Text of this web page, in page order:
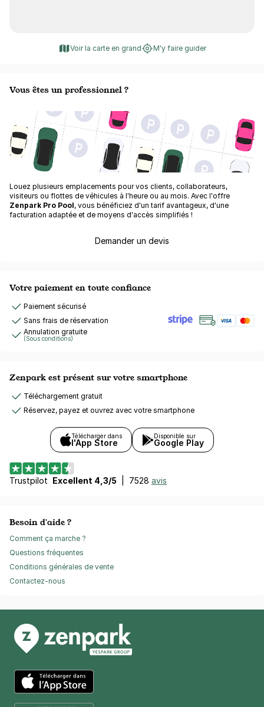
Voir la carte en grand M'y faire guider
Vous êtes un professionnel ?
Louez plusieurs emplacements pour vos clients, collaborateurs,
visiteurs ou flottes de véhicules à l'heure ou au mois. Avec l'offre
Zenpark Pro Pool, vous bénéficiez d'un tarif avantageux, d'une
facturation adaptée et de moyens d'accès simplifiés !
Demander un devis
Votre paiement en toute confiance
Paiement sécurisé
Sans frais de réservation
Annulation gratuite
(Sous conditions)
Zenpark est présent sur votre smartphone
Téléchargement gratuit
Réservez, payez et ouvrez avec votre smartphone
Télécharger dans
l'App Store
Disponible sur
Google Play
Trustpilot Excellent 4,3/5 7528 avis
Besoin d'aide ?
Comment ça marche ?
Questions fréquentes
Conditions générales de vente
Contactez-nous
App Store